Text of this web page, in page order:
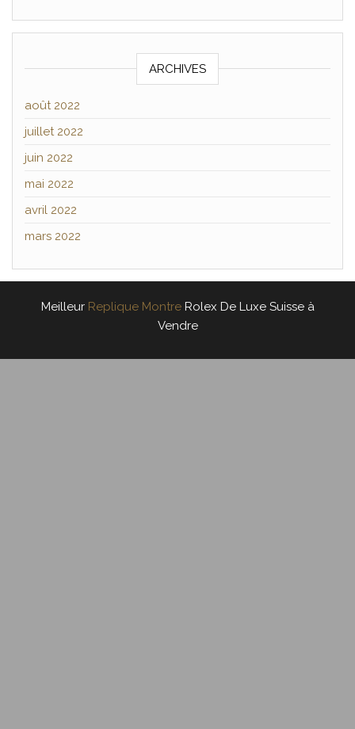
ARCHIVES
août 2022
juillet 2022
juin 2022
mai 2022
avril 2022
mars 2022
Meilleur Replique MontreRolex De Luxe Suisse à
Vendre